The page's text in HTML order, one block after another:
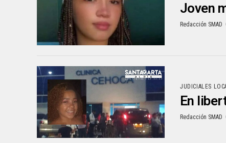
Joven
Redacción SMAD
JUDICIALES
En
Redacción SMAD